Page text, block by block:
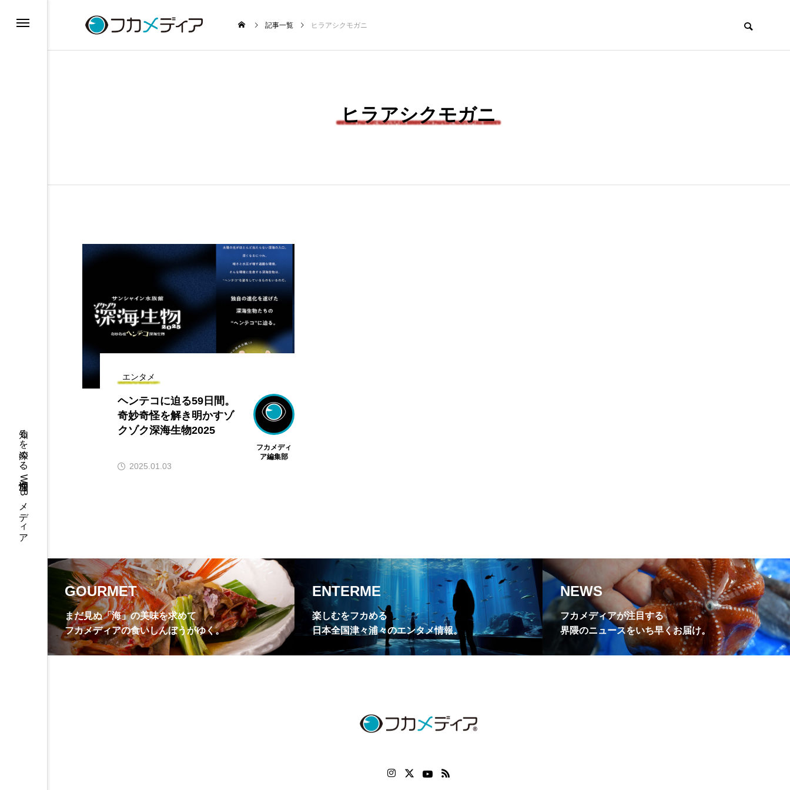
知るを深める、深海性WEBメディア
記事一覧 ヒラアシクモガニ
ヒラアシクモガニ
エンタメ
ヘンテコに迫る59日間。
奇妙奇怪を解き明かすゾ
クゾク深海生物2025
フカメディ
ア編集部
2025.01.03
GOURMET
まだ見ぬ「海」の美味を求めて
フカメディアの食いしんぼうがゆく。
ENTERME
楽しむをフカめる
日本全国津々浦々のエンタメ情報。
NEWS
フカメディアが注目する
界隈のニュースをいち早くお届け。